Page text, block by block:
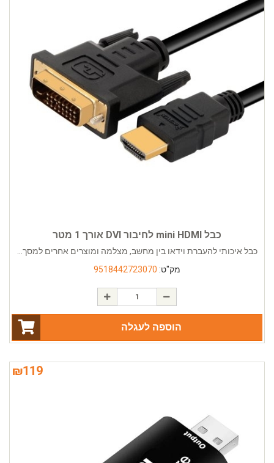
כבל mini HDMI לחיבור DVI אורך 1 מטר
כבל איכותי להעברת וידאו בין מחשב, מצלמה ומוצרים אחרים למסך...
מק"ט: 9518442723070
הוספה לעגלה
₪119